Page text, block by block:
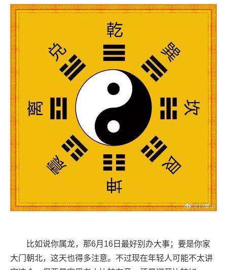
比如说你属龙，那6月16日最好别办大事；要是你家
大门朝北，这天也得多注意。不过现在年轻人可能不太讲